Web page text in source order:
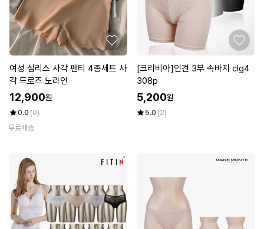
여성 심리스 사각 팬티 4종세트 사
각 드로즈 노라인
12,900원
0.0 (0)
무료배송
[크리비아]인견 3부 속바지 clg4
308p
5,200원
5.0 (2)